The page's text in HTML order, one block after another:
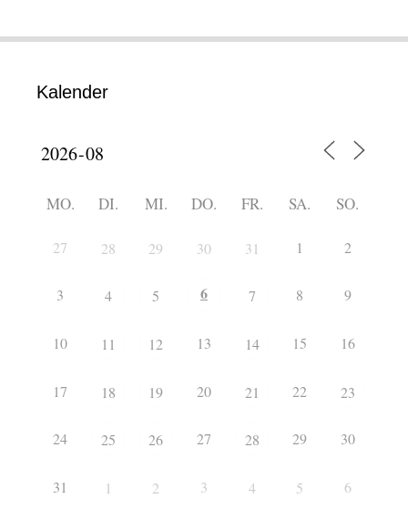
Kalender
MO. DI. MI. DO. FR. SA. SO.
27 28 29 30 31 1 2
3 4 5 6 7 8 9
10 11 12 13 14 15 16
17 18 19 20 21 22 23
24 25 26 27 28 29 30
31 1 2 3 4 5 6